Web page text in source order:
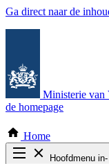
Ga direct naar de
Ministerie van
de homepage
Home
Hoofdmenu